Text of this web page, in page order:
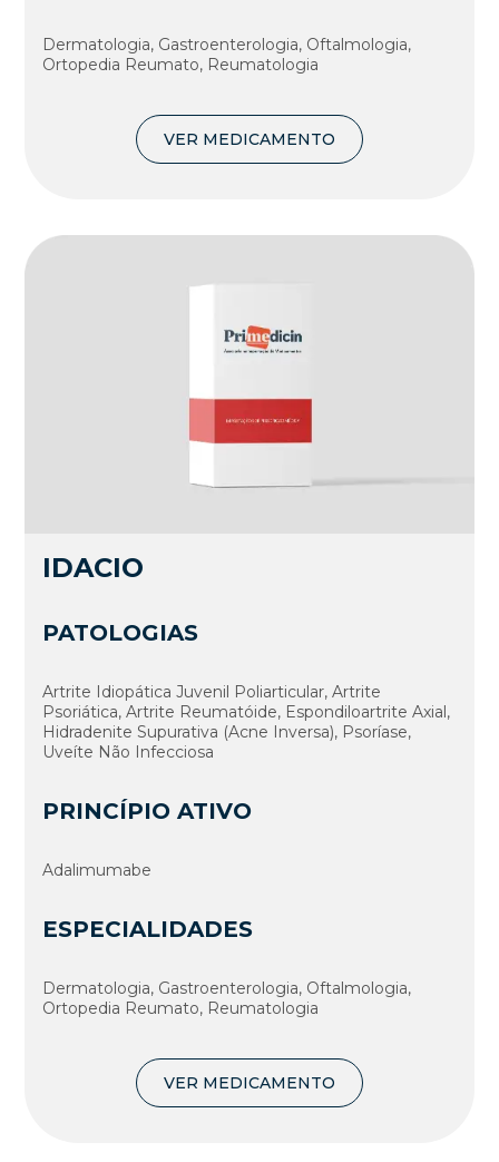
Dermatologia, Gastroenterologia, Oftalmologia,
Ortopedia Reumato, Reumatologia
VER MEDICAMENTO
IDACIO
PATOLOGIAS
Artrite Idiopática Juvenil Poliarticular, Artrite
Psoriática, Artrite Reumatóide, Espondiloartrite Axial,
Hidradenite Supurativa (Acne Inversa), Psoríase,
Uveíte Não Infecciosa
PRINCÍPIO ATIVO
Adalimumabe
ESPECIALIDADES
Dermatologia, Gastroenterologia, Oftalmologia,
Ortopedia Reumato, Reumatologia
VER MEDICAMENTO